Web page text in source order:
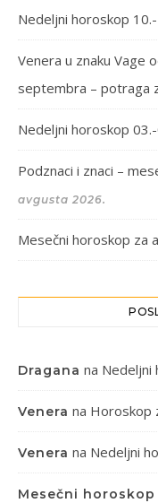
Nedeljni horoskop
Venera u znaku Vage
septembra – potraga
Nedeljni horoskop
Podznaci i znaci –
avgusta 2026.
Mesečni horoskop za
Dragana na Nedeljni
Venera na Horoskop
Venera na Nedeljni
Mesečni